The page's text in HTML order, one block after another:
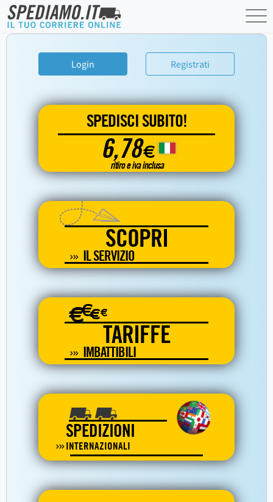
Login Registrati
SPEDISCI SUBITO!
6,78€
ritiro e iva inclusa
SCOPRI
IL SERVIZIO
€€€€
TARIFFE
IMBATTIBILI
SPEDIZIONI
INTERNAZIONALI